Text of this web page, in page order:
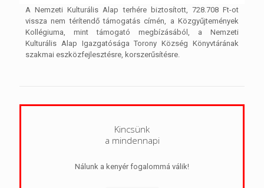
A Nemzeti Kulturális Alap terhére biztosított, 728.708 Ft-ot
vissza nem térítendő támogatás címén, a Közgyűjtemények
Kollégiuma, mint támogató megbízásából, a Nemzeti
Kulturális Alap Igazgatósága Torony Község Könyvtárának
szakmai eszközfejlesztésre, korszerűsítésre.
Kincsünk
a mindennapi
Nálunk a kenyér fogalommá válik!